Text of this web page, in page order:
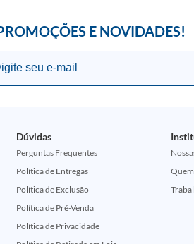
E NOVIDADES!
Dúvidas
Perguntas Frequentes
Política de Entregas
Política de Exclusão
Política de Pré-Venda
Política de Privacidade